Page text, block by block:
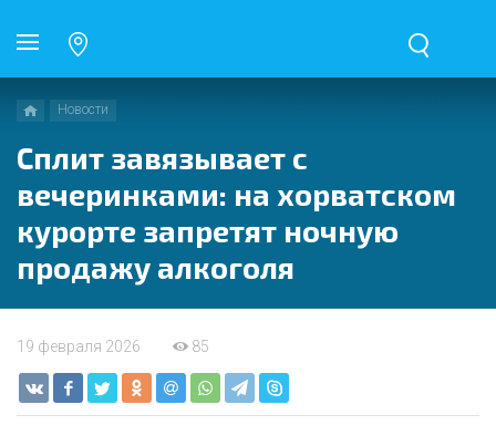
Новости
Сплит завязывает с
вечеринками: на хорватском
курорте запретят ночную
продажу алкоголя
19 февраля 2026 85